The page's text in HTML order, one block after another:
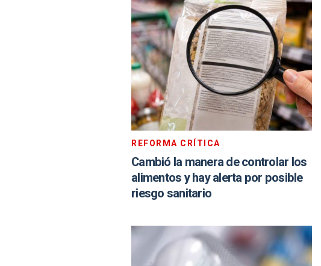
REFORMA CRÍTICA
Cambió la manera de controlar los
alimentos y hay alerta por posible
riesgo sanitario